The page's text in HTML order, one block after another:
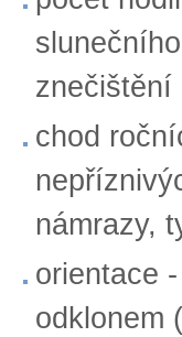
znečištění
chod
námrazy,
orientace
odklonem